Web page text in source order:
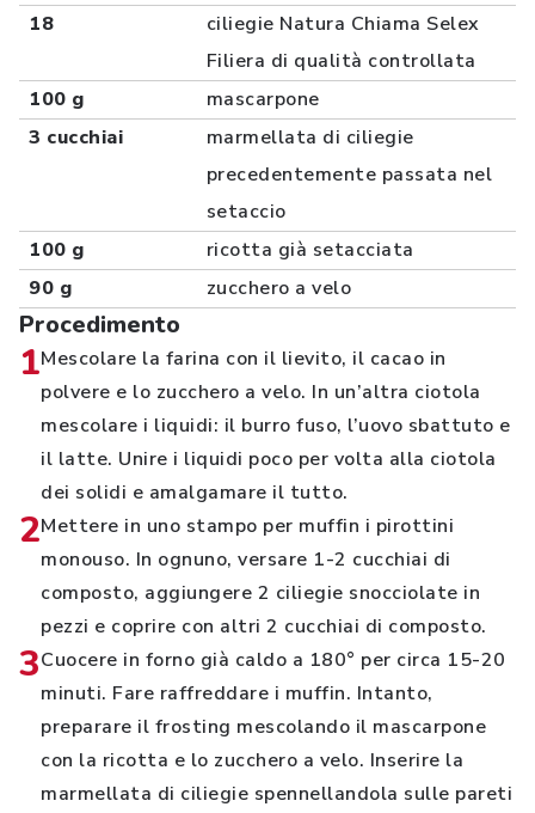
18
ciliegie Natura Chiama Selex
Filiera di qualità controllata
100 g
mascarpone
3 cucchiai
marmellata di ciliegie
precedentemente passata nel
setaccio
100 g
ricotta già setacciata
90 g
zucchero a velo
Procedimento
1Mescolare la farina con il lievito, il cacao in
polvere e lo zucchero a velo. In un’altra ciotola
mescolare i liquidi: il burro fuso, l’uovo sbattuto e
il latte. Unire i liquidi poco per volta alla ciotola
dei solidi e amalgamare il tutto.
2Mettere in uno stampo per muffin i pirottini
monouso. In ognuno, versare 1-2 cucchiai di
composto, aggiungere 2 ciliegie snocciolate in
pezzi e coprire con altri 2 cucchiai di composto.
3Cuocere in forno già caldo a 180° per circa 15-20
minuti. Fare raffreddare i muffin. Intanto,
preparare il frosting mescolando il mascarpone
con la ricotta e lo zucchero a velo. Inserire la
marmellata di ciliegie spennellandola sulle pareti